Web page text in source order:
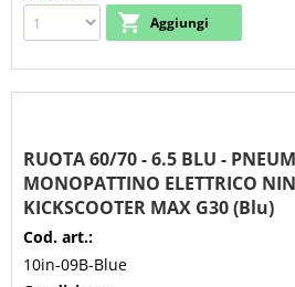
RUOTA 60/70 - 6.5 BLU -
MONOPATTINO ELETTRICO
KICKSCOOTER MAX G30 (Blu)
Cod. art.:
10in-09B-Blue